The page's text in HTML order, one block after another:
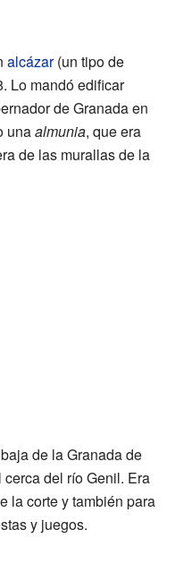
alcázar(un tipo de
Lo mandó edificar
de Granada en
unaalmunia, que era
de las murallas de la
de la Granada de
del río Genil. Era
la corte y también para
y juegos.